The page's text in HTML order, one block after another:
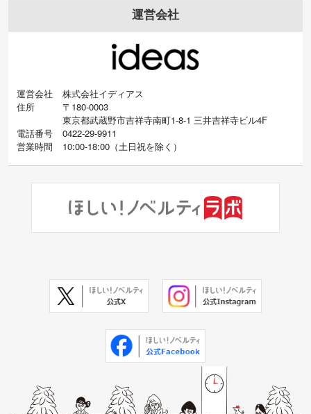
運営会社
運営会社
株式会社イディアス
住所
〒180-0003
東京都武蔵野市吉祥寺南町1-8-1 三井吉祥寺ビル4F
電話番号
0422-29-9911
営業時間
10:00-18:00（土日祝を除く）